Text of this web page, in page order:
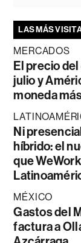
LAS MÁS
MERCADOS
El precio
julio y
moneda
Ni
híbrido: el
que
MÉXICO
Gastos del
factura a